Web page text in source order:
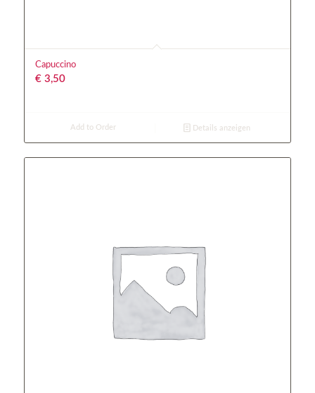
Capuccino
€3,50
Add to Order Details anzeigen